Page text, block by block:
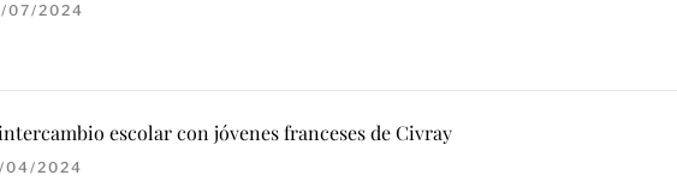
07/2024
escolar con jóvenes franceses de Civray
04/2024